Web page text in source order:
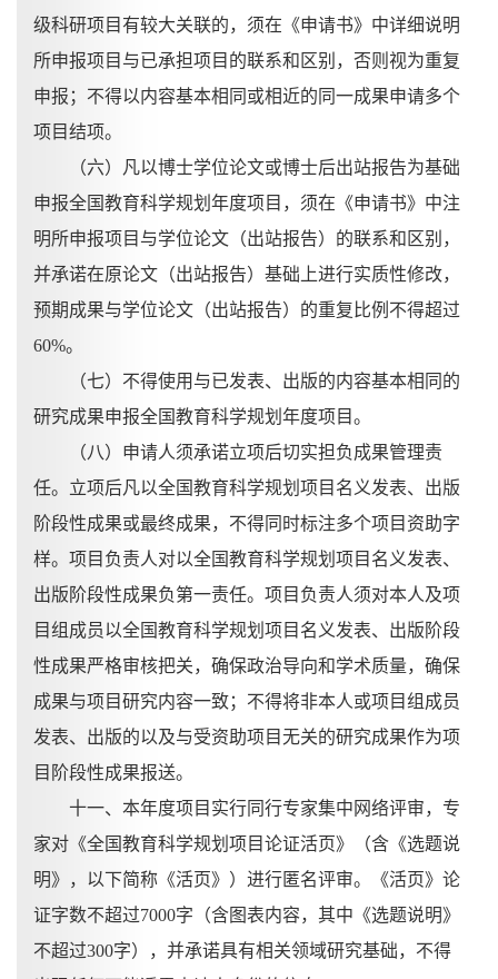
级科研项目有较大关联的，须在《申请书》中详细说明
所申报项目与已承担项目的联系和区别，否则视为重复
申报；不得以内容基本相同或相近的同一成果申请多个
项目结项。
（六）凡以博士学位论文或博士后出站报告为基础
申报全国教育科学规划年度项目，须在《申请书》中注
明所申报项目与学位论文（出站报告）的联系和区别，
并承诺在原论文（出站报告）基础上进行实质性修改，
预期成果与学位论文（出站报告）的重复比例不得超过
60%。
（七）不得使用与已发表、出版的内容基本相同的
研究成果申报全国教育科学规划年度项目。
（八）申请人须承诺立项后切实担负成果管理责
任。立项后凡以全国教育科学规划项目名义发表、出版
阶段性成果或最终成果，不得同时标注多个项目资助字
样。项目负责人对以全国教育科学规划项目名义发表、
出版阶段性成果负第一责任。项目负责人须对本人及项
目组成员以全国教育科学规划项目名义发表、出版阶段
性成果严格审核把关，确保政治导向和学术质量，确保
成果与项目研究内容一致；不得将非本人或项目组成员
发表、出版的以及与受资助项目无关的研究成果作为项
目阶段性成果报送。
十一、本年度项目实行同行专家集中网络评审，专
家对《全国教育科学规划项目论证活页》（含《选题说
明》，以下简称《活页》）进行匿名评审。《活页》论
证字数不超过7000字（含图表内容，其中《选题说明》
不超过300字），并承诺具有相关领域研究基础，不得